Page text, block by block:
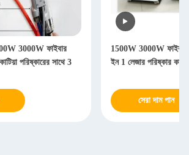
3000W ফাইবার
পরিষ্কারের সাথে 3
1500W 3000W ফাইবার
ইন 1 লেজার পরিষ্কার
সেরা দাম পান